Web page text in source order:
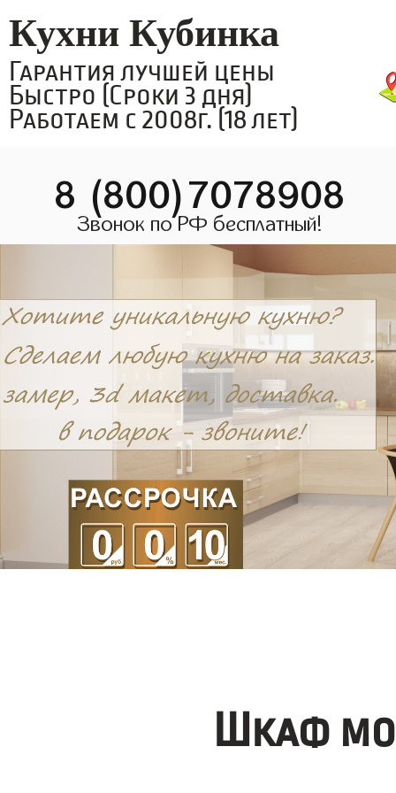
Кухни Кубинка
Гарантия лучшей цены
Быстро (Сроки 3 дня)
Работаем с 2008г. (18 лет)
8 (800)7078908
Звонок по РФ бесплатный!
Шкаф